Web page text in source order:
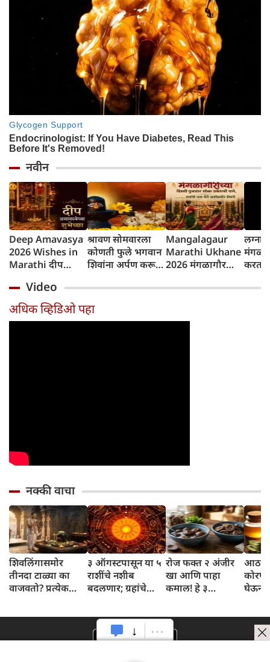
नवीन
Deep Amavasya
2026 Wishes in
Marathi दीप
श्रावण सोमवारला
कोणती फुले भगवान
शिवांना अर्पण करू
Mangalagaur
Marathi Ukhane
2026 मंगळागौर
कारण
Video
अधिक व्हिडिओ पहा
नक्की वाचा
शिवलिंगासमोर
तीनदा टाळ्या का
वाजवतो? प्रत्येक
३ ऑगस्टपासून या ५
राशींचे नशीब
बदलणार; ग्रहांचे
दिवसांची सुरुवात
होईल
रोज फक्त २ अंजीर
खा आणि पाहा
कमाल! हे ३
आहेत का?
घेऊन
घ्या